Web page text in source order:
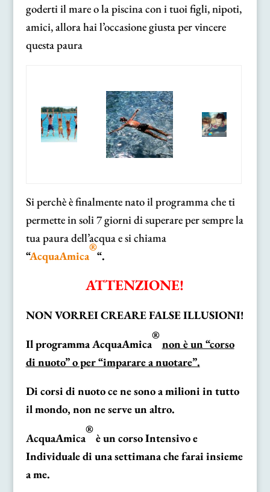
goderti il mare o la piscina con i tuoi figli, nipoti,
amici, allora hai l’occasione giusta per vincere
questa paura
Si perchè è finalmente nato il programma che ti
permette in soli 7 giorni di superare per sempre la
tua paura dell’acqua e si chiama
“AcquaAmica
®
“.
ATTENZIONE!
NON VORREI CREARE FALSE ILLUSIONI!
Il programma AcquaAmica
®
non è un “corso
di nuoto” o per “imparare a nuotare”.
Di corsi di nuoto ce ne sono a milioni in tutto
il mondo, non ne serve un altro.
AcquaAmica
®
è un corso Intensivo e
Individuale di una settimana che farai insieme
a me.